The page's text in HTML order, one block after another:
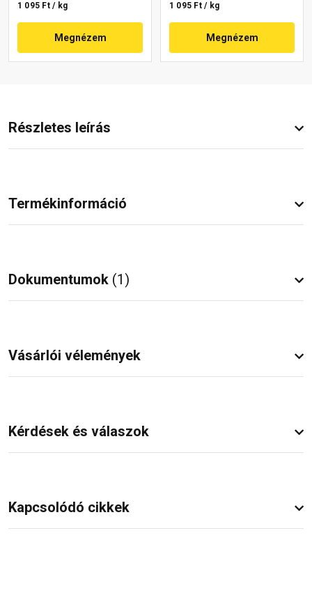
1 095 Ft / kg
Megnézem
1 095 Ft / kg
Megnézem
Részletes leírás
Termékinformáció
Dokumentumok (1)
Vásárlói vélemények
Kérdések és válaszok
Kapcsolódó cikkek